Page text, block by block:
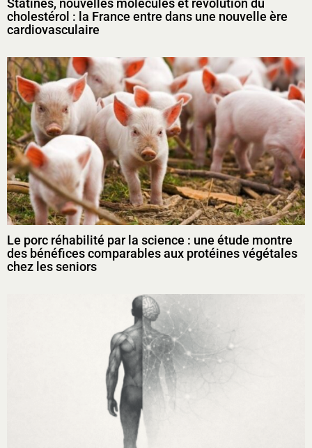
Statines, nouvelles molécules et révolution du
cholestérol : la France entre dans une nouvelle ère
cardiovasculaire
Le porc réhabilité par la science : une étude montre
des bénéfices comparables aux protéines végétales
chez les seniors